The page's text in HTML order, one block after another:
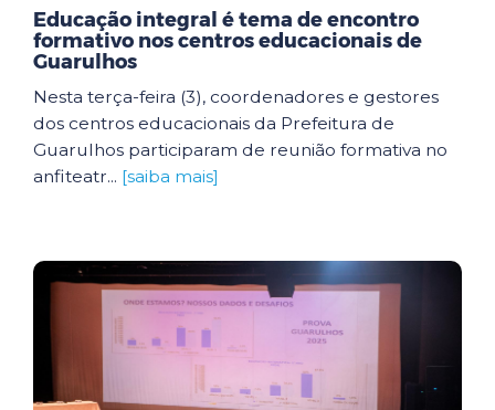
Educação integral é tema de encontro
formativo nos centros educacionais de
Guarulhos
Nesta terça-feira (3), coordenadores e gestores
dos centros educacionais da Prefeitura de
Guarulhos participaram de reunião formativa no
anfiteatr... [saiba mais]